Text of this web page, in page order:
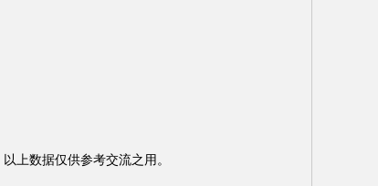
上数据仅供参考交流之用。